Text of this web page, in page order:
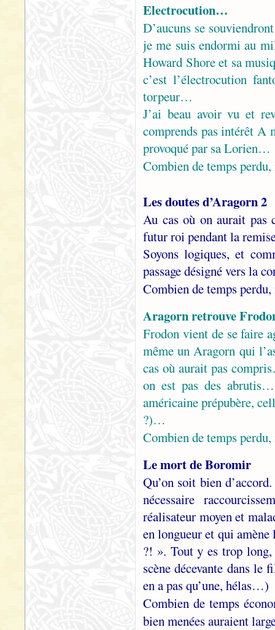
Electrocution…
D’aucuns se
je me suis endormi au
Howard Shore et sa
c’est l’électrocution
torpeur…
J’ai beau avoir vu et
comprends pas intérêt A
provoqué par sa Lorien…
Combien de temps
Les doutes d’Aragorn 2
Au cas où on aurait pas
futur roi pendant la
Soyons logiques, et
passage désigné vers la
Combien de temps
Aragorn retrouve
Frodon vient de se faire
même un Aragorn qui
cas où aurait pas
on est pas des
américaine prépubère,
?)…
Combien de temps
Le mort de Boromir
Qu’on soit bien
nécessaire
réalisateur moyen et
en longueur et qui
?! ». Tout y es trop
scène décevante dans le
en a pas qu’une, hélas…)
Combien de temps
bien menées auraient